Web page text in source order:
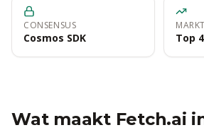
CONSENSUS
Cosmos SDK Top
Wat maakt Fetch.ai